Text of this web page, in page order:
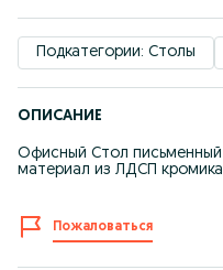
Подкатегории: Столы
ОПИСАНИЕ
Офисный Стол
материал из ЛДСП
Пожаловаться